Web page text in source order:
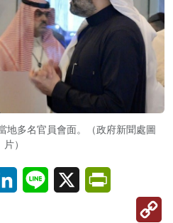
地多名官員會面。（政府新聞處圖
片）
LinkedInLine X